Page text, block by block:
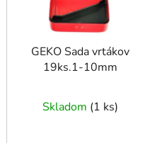
GEKO Sada vrtákov
19ks.1-10mm
Skladom (1 ks)